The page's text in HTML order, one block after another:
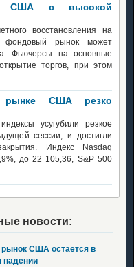
США с высокой
восстановления на
фондовый рынок может
Фьючерсы на основные
торгов, при этом
рынке США резко
усугубили резкое
сессии, и достигли
Индекс Nasdaq
до 22 105,36, S&P 500
новости:
США остается в
падении